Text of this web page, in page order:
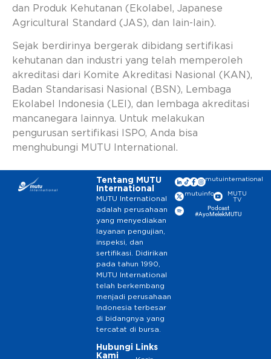
dan Produk Kehutanan (Ekolabel, Japanese
Agricultural Standard (JAS), dan lain-lain).
Sejak berdirinya bergerak dibidang sertifikasi
kehutanan dan industri yang telah memperoleh
akreditasi dari Komite Akreditasi Nasional (KAN),
Badan Standarisasi Nasional (BSN), Lembaga
Ekolabel Indonesia (LEI), dan lembaga akreditasi
mancanegara lainnya. Untuk melakukan
pengurusan sertifikasi ISPO, Anda bisa
menghubungi MUTU International.
Tentang MUTU
International
MUTU International
adalah perusahaan
yang menyediakan
layanan pengujian,
inspeksi, dan
sertifikasi. Didirikan
pada tahun 1990,
MUTU International
telah berkembang
menjadi perusahaan
Indonesia terbesar
di bidangnya yang
tercatat di bursa.
Hubungi
Kami
Links
mutuinternational
mutuinfo
MUTU
TV
Podcast
#AyoMelekMUTU